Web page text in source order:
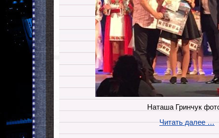
Наташа Гринчук
Читать далее …